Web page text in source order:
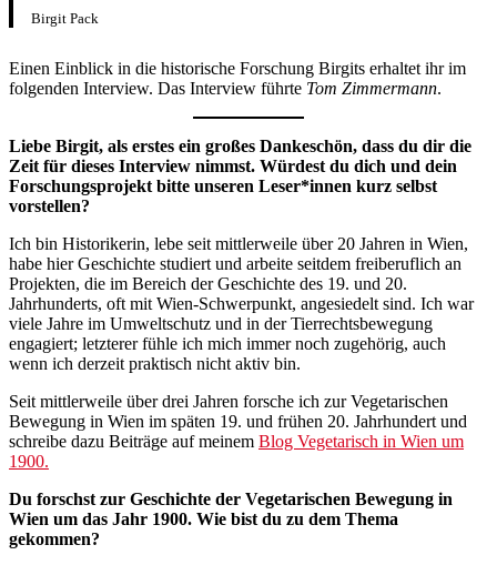
Birgit Pack
Einen Einblick in die historische Forschung Birgits erhaltet ihr im
folgenden Interview. Das Interview führte Tom Zimmermann.
Liebe Birgit, als erstes ein großes Dankeschön, dass du dir die
Zeit für dieses Interview nimmst. Würdest du dich und dein
Forschungsprojekt bitte unseren Leser*innen kurz selbst
vorstellen?
Ich bin Historikerin, lebe seit mittlerweile über 20 Jahren in Wien,
habe hier Geschichte studiert und arbeite seitdem freiberuflich an
Projekten, die im Bereich der Geschichte des 19. und 20.
Jahrhunderts, oft mit Wien-Schwerpunkt, angesiedelt sind. Ich war
viele Jahre im Umweltschutz und in der Tierrechtsbewegung
engagiert; letzterer fühle ich mich immer noch zugehörig, auch
wenn ich derzeit praktisch nicht aktiv bin.
Seit mittlerweile über drei Jahren forsche ich zur Vegetarischen
Bewegung in Wien im späten 19. und frühen 20. Jahrhundert und
schreibe dazu Beiträge auf meinem Blog Vegetarisch in Wien um
1900.
Du forschst zur Geschichte der Vegetarischen Bewegung in
Wien um das Jahr 1900. Wie bist du zu dem Thema
gekommen?